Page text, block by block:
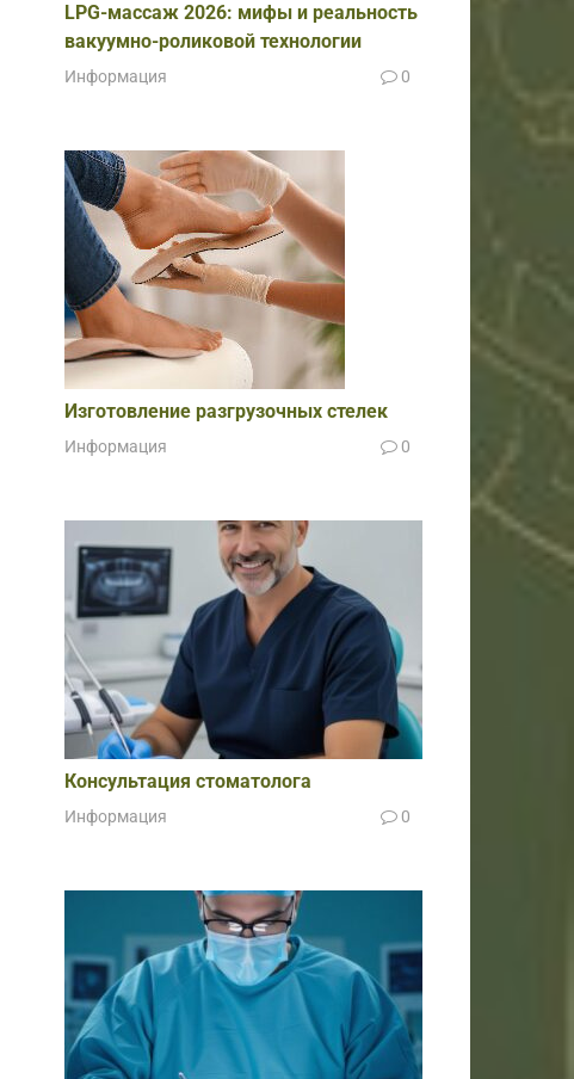
LPG-массаж 2026: мифы и реальность
вакуумно-роликовой технологии
Информация 0
Изготовление разгрузочных стелек
Информация 0
Консультация стоматолога
Информация 0